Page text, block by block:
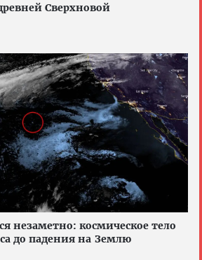
Сверхновой
незаметно: космическое тело
до падения на Землю